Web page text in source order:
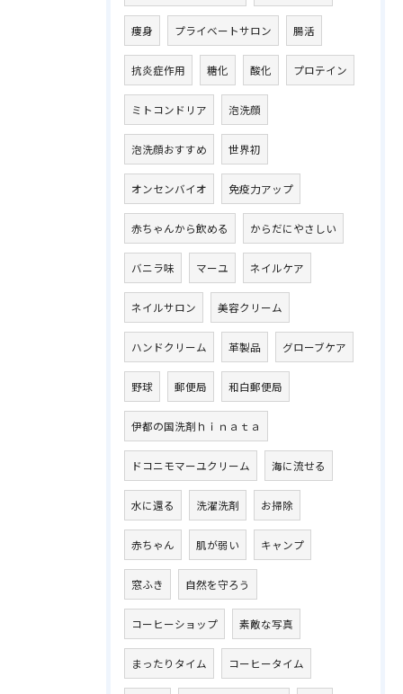
痩身 プライベートサロン 腸活
抗炎症作用 糖化 酸化 プロテイン
ミトコンドリア 泡洗顔
泡洗顔おすすめ 世界初
オンセンバイオ 免疫力アップ
赤ちゃんから飲める からだにやさしい
バニラ味 マーユ ネイルケア
ネイルサロン 美容クリーム
ハンドクリーム 革製品 グローブケア
野球 郵便局 和白郵便局
伊都の国洗剤ｈｉｎａｔａ
ドコニモマーユクリーム 海に流せる
水に還る 洗濯洗剤 お掃除
赤ちゃん 肌が弱い キャンプ
窓ふき 自然を守ろう
コーヒーショップ 素敵な写真
まったりタイム コーヒータイム